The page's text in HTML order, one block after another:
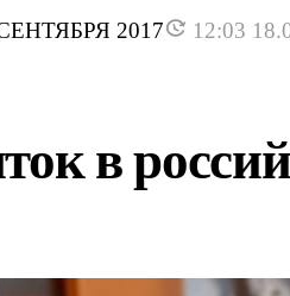
2017 12:03
в